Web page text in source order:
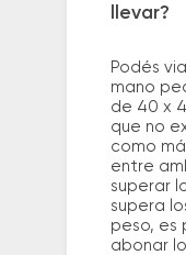
llevar?
Podés
mano
de 40 x
que no
como
entre
superar
supera
peso, es
abonar